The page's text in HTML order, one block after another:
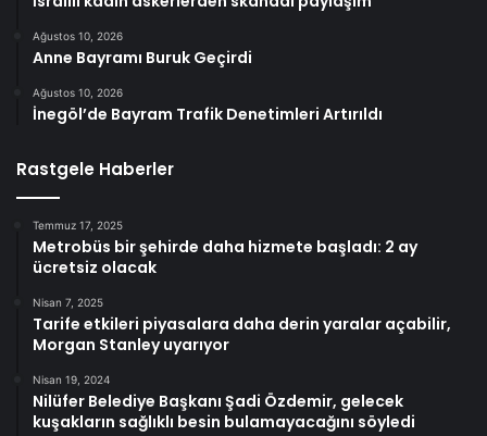
Ağustos 10, 2026
Anne Bayramı Buruk Geçirdi
Ağustos 10, 2026
İnegöl’de Bayram Trafik Denetimleri Artırıldı
Rastgele Haberler
Temmuz 17, 2025
Metrobüs bir şehirde daha hizmete başladı: 2 ay
ücretsiz olacak
Nisan 7, 2025
Tarife etkileri piyasalara daha derin yaralar açabilir,
Morgan Stanley uyarıyor
Nisan 19, 2024
Nilüfer Belediye Başkanı Şadi Özdemir, gelecek
kuşakların sağlıklı besin bulamayacağını söyledi